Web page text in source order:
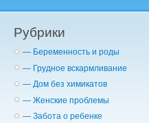
Рубрики
— Беременность и роды
— Грудное вскармливание
— Дом без химикатов
— Женские проблемы
— Забота о ребенке